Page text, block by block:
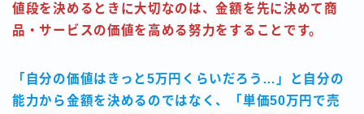
値段を決めるときに大切なのは、金額を先に決めて商
品・サービスの価値を高める努力をすることです。
「自分の価値はきっと5万円くらいだろう…」と自分の
能力から金額を決めるのではなく、「単価50万円で売